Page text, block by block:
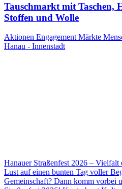
Tauschmarkt mit Taschen,
Stoffen und Wolle
Aktionen Engagement Märkte
Hanau - Innenstadt
Hanauer Straßenfest 2026 – Vielfalt
Lust auf einen bunten Tag voller
Gemeinschaft? Dann komm vorbei